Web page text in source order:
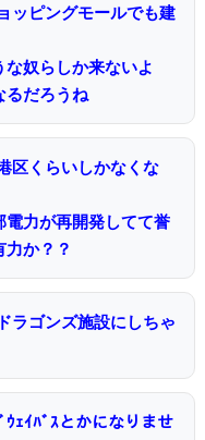
ッピングモールでも建
奴らしか来ないよ
るだろうね
区くらいしかなくな
力が再開発してて誉
か？？
ラゴンズ施設にしちゃ
ｪｲﾊﾞｽとかになりませ